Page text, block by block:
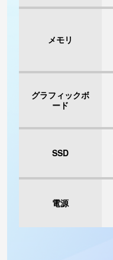
メモリ
グラフィックボ
ード
SSD
電源